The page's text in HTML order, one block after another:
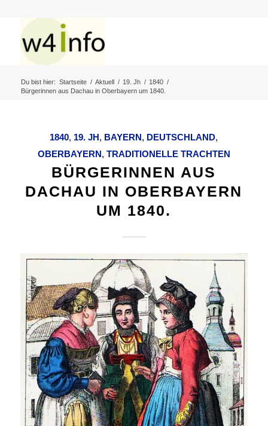
Du bist hier: Startseite / Aktuell / 19. Jh / 1840 /
Bürgerinnen aus Dachau in Oberbayern um 1840.
1840, 19. JH, BAYERN, DEUTSCHLAND,
OBERBAYERN, TRADITIONELLE TRACHTEN
BÜRGERINNEN AUS
DACHAU IN OBERBAYERN
UM 1840.